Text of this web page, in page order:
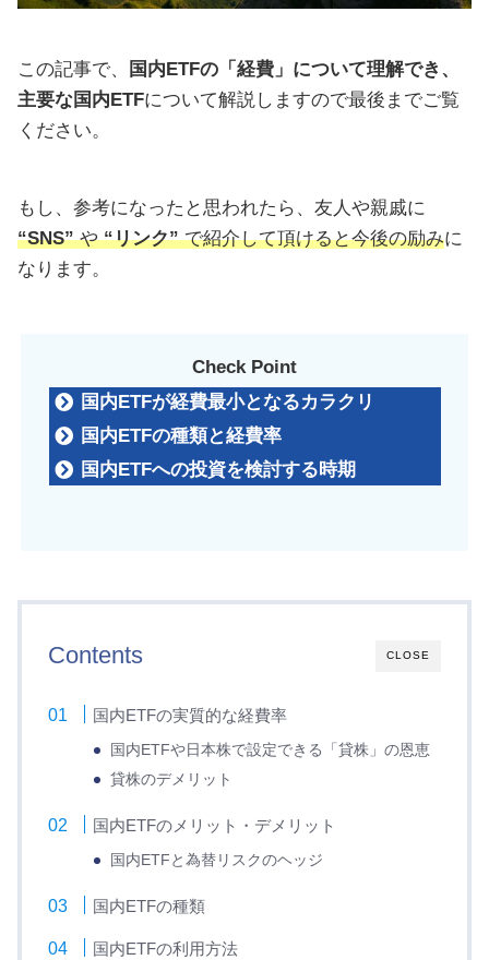
この記事で、
国内ETFの「経費」について理解でき、
主要な国内ETFについて解説しますので最後までご覧
ください。
もし、参考になったと思われたら、友人や親戚に
“SNS”や“リンク”で紹介して頂けると今後の励みに
なります。
Check Point
国内ETFが経費最小となるカラクリ
国内ETFの種類と経費率
国内ETFへの投資を検討する時期
CLOSE
Contents
国内ETFの実質的な経費率
国内ETFや日本株で設定できる「貸株」の恩恵
貸株のデメリット
国内ETFのメリット・デメリット
国内ETFと為替リスクのヘッジ
国内ETFの種類
国内ETFの利用方法